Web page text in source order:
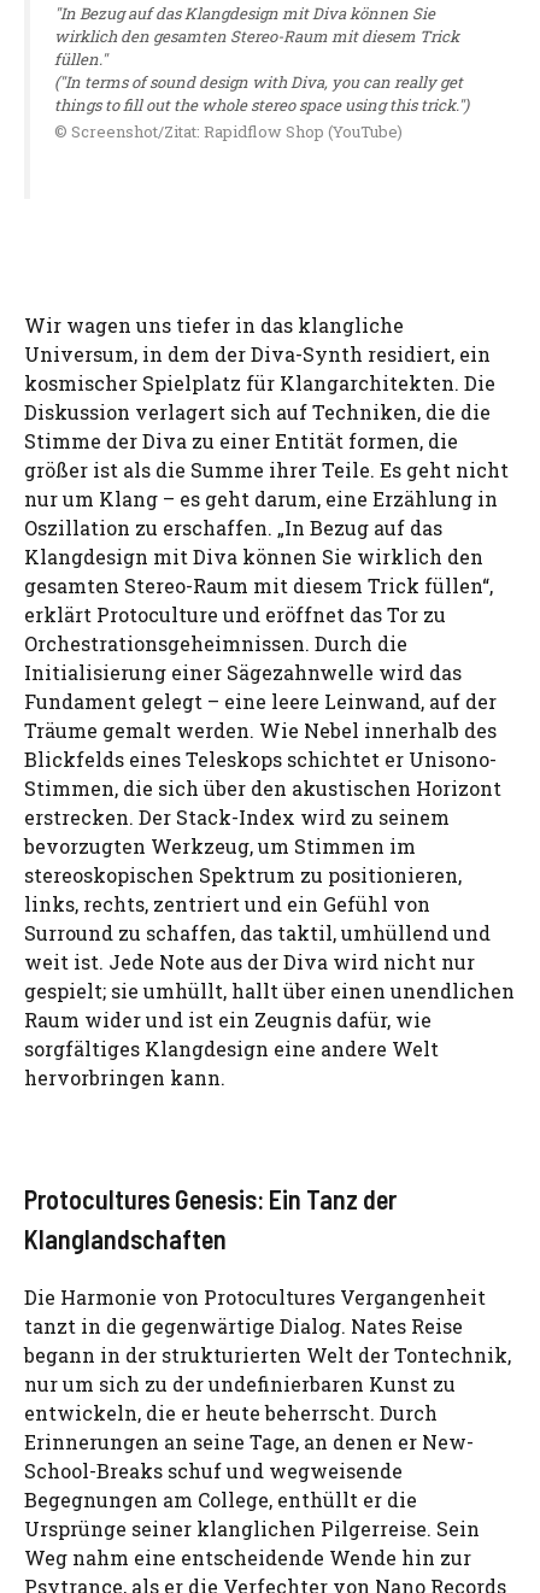
"In Bezug auf das Klangdesign mit Diva können Sie
wirklich den gesamten Stereo-Raum mit diesem Trick
füllen."
("In terms of sound design with Diva, you can really get
things to fill out the whole stereo space using this trick.")
© Screenshot/Zitat: Rapidflow Shop (YouTube)
Wir wagen uns tiefer in das klangliche
Universum, in dem der Diva-Synth residiert, ein
kosmischer Spielplatz für Klangarchitekten. Die
Diskussion verlagert sich auf Techniken, die die
Stimme der Diva zu einer Entität formen, die
größer ist als die Summe ihrer Teile. Es geht nicht
nur um Klang – es geht darum, eine Erzählung in
Oszillation zu erschaffen. „In Bezug auf das
Klangdesign mit Diva können Sie wirklich den
gesamten Stereo-Raum mit diesem Trick füllen“,
erklärt Protoculture und eröffnet das Tor zu
Orchestrationsgeheimnissen. Durch die
Initialisierung einer Sägezahnwelle wird das
Fundament gelegt – eine leere Leinwand, auf der
Träume gemalt werden. Wie Nebel innerhalb des
Blickfelds eines Teleskops schichtet er Unisono-
Stimmen, die sich über den akustischen Horizont
erstrecken. Der Stack-Index wird zu seinem
bevorzugten Werkzeug, um Stimmen im
stereoskopischen Spektrum zu positionieren,
links, rechts, zentriert und ein Gefühl von
Surround zu schaffen, das taktil, umhüllend und
weit ist. Jede Note aus der Diva wird nicht nur
gespielt; sie umhüllt, hallt über einen unendlichen
Raum wider und ist ein Zeugnis dafür, wie
sorgfältiges Klangdesign eine andere Welt
hervorbringen kann.
Protocultures Genesis: Ein Tanz der
Klanglandschaften
Die Harmonie von Protocultures Vergangenheit
tanzt in die gegenwärtige Dialog. Nates Reise
begann in der strukturierten Welt der Tontechnik,
nur um sich zu der undefinierbaren Kunst zu
entwickeln, die er heute beherrscht. Durch
Erinnerungen an seine Tage, an denen er New-
School-Breaks schuf und wegweisende
Begegnungen am College, enthüllt er die
Ursprünge seiner klanglichen Pilgerreise. Sein
Weg nahm eine entscheidende Wende hin zur
Psytrance, als er die Verfechter von Nano Records